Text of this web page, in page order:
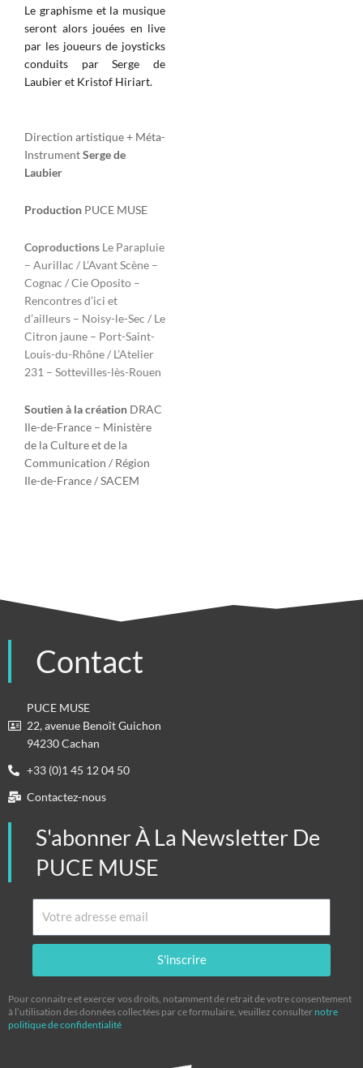
Le graphisme et la musique
seront alors jouées en live
par les joueurs de joysticks
conduits par Serge de
Laubier et Kristof Hiriart.
Direction artistique + Méta-
InstrumentSerge de
Laubier
Production PUCE MUSE
Coproductions Le Parapluie
– Aurillac / L’Avant Scène –
Cognac / Cie Oposito –
Rencontres d’ici et
d’ailleurs – Noisy-le-Sec / Le
Citron jaune – Port-Saint-
Louis-du-Rhône / L’Atelier
231 – Sottevilles-lès-Rouen
Soutien à la création DRAC
Ile-de-France – Ministère
de la Culture et de la
Communication / Région
Ile-de-France / SACEM
Contact
PUCE MUSE
22, avenue Benoît Guichon
94230 Cachan
+33 (0)1 45 12 04 50
Contactez-nous
S'abonner À La Newsletter De
PUCE MUSE
S'inscrire
Pour connaitre et exercer vos droits, notamment de retrait de votre consentement
à l’utilisation des données collectées par ce formulaire, veuillez consulter notre
politique de confidentialité